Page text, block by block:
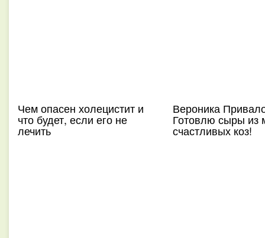
Чем опасен холецистит и
что будет, если его не
лечить
Вероника
Готовлю сыры из
счастливых коз!